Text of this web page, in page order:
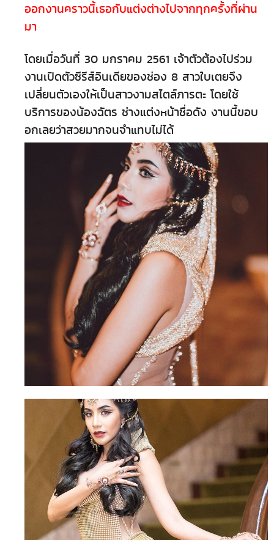
ออกงานคราวนี้เธอกับแต่งต่างไปจากทุกครั้งที่ผ่าน
มา
โดยเมื่อวันที่ 30 มกราคม 2561 เจ้าตัวต้องไปร่วม
งานเปิดตัวซีรีส์อินเดียของช่อง 8 สาวใบเตยจึง
เปลี่ยนตัวเองให้เป็นสาวงามสไตล์ภารตะ โดยใช้
บริการของน้องฉัตร ช่างแต่งหน้าชื่อดัง งานนี้ขอบ
อกเลยว่าสวยมากจนจำแทบไม่ได้